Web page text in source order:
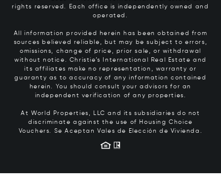
rights reserved. Each office is independently owned and
operated.
All information provided herein has been obtained from
sources believed reliable, but may be subject to errors,
omissions, change of price, prior sale, or withdrawal
without notice. Christie’s International Real Estate and
its affiliates make no representation, warranty or
guaranty as to accuracy of any information contained
herein. You should consult your advisors for an
independent verification of any properties.
At World Properties, LLC and its subsidiaries do not
discriminate against the use of Housing Choice
Vouchers. Se Aceptan Vales de Elección de Vivienda.